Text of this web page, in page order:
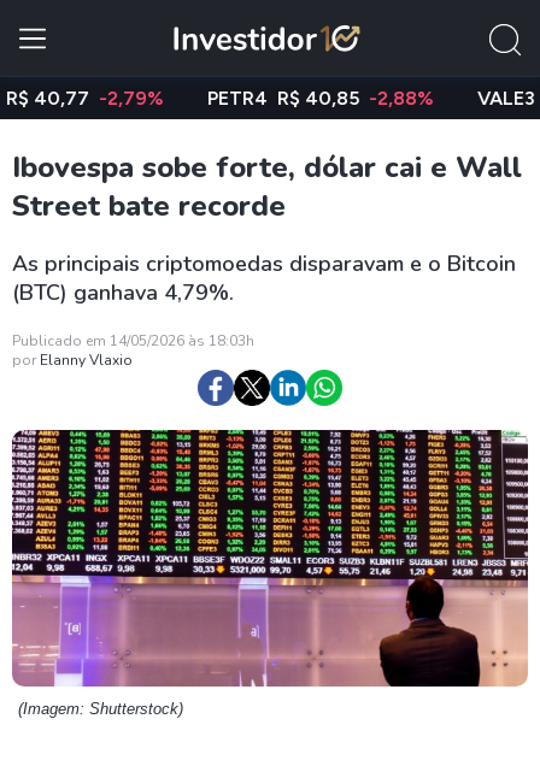
-2,79% PETR4 R$ 40,85 -2,88% VALE3 R$
Ibovespa sobe forte, dólar cai e Wall
Street bate recorde
As principais criptomoedas disparavam e o Bitcoin
(BTC) ganhava 4,79%.
Publicado em 14/05/2026 às 18:03h
por Elanny Vlaxio
(Imagem: Shutterstock)